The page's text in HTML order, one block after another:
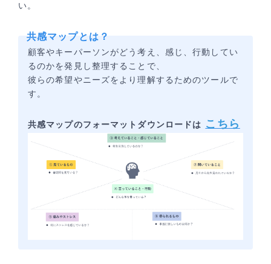
い。
共感マップとは？
顧客やキーパーソンがどう考え、感じ、行動してい
るのかを発見し整理することで、
彼らの希望やニーズをより理解するためのツールで
す。
共感マップのフォーマットダウンロードは こちら